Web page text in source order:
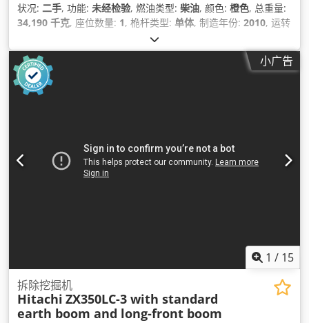
状况: 二手, 功能: 未经检验, 燃油类型: 柴油, 颜色: 橙色, 总重量:
34,190 千克, 座位数量: 1, 桅杆类型: 单体, 制造年份: 2010, 运转
CE标志, 空调, 车载电脑, 钢质履带, 驾驶
室,
小广告
1 / 15
拆除挖掘机
Hitachi ZX350LC-3 with standard
earth boom and long-front boom